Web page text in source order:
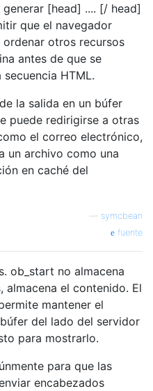
generar [head] .... [/ head]
que el navegador
ordenar otros recursos
antes de que se
HTML.
la salida en un búfer
puede redirigirse a otras
el correo electrónico,
un archivo como una
en caché del
symcbean
fuente
ob_start no almacena
almacena el contenido. El
mantener el
del lado del servidor
para mostrarlo.
para que las
encabezados